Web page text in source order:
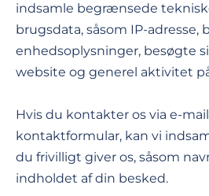
indsamle begrænsede
brugsdata, såsom IP-adresse,
enhedsoplysninger, besøgte
website og generel aktivitet
Hvis du kontakter os via e-
kontaktformular, kan vi
du frivilligt giver os, såsom
indholdet af din besked.